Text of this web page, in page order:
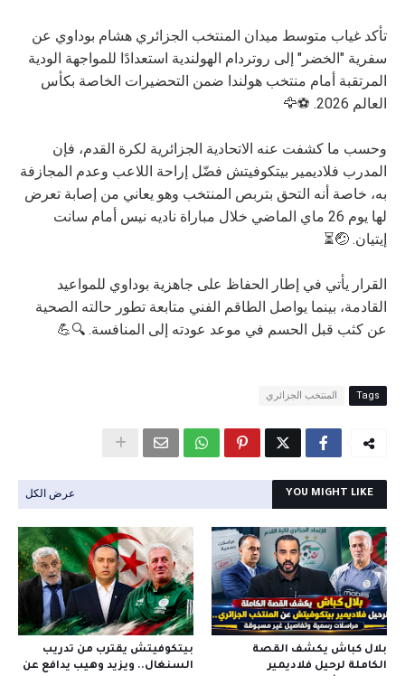
تأكد غياب متوسط ميدان المنتخب الجزائري هشام بوداوي عن
سفرية "الخضر" إلى روتردام الهولندية استعدادًا للمواجهة الودية
المرتقبة أمام منتخب هولندا ضمن التحضيرات الخاصة بكأس
العالم 2026. ⚽🦅
وحسب ما كشفت عنه الاتحادية الجزائرية لكرة القدم، فإن
المدرب فلاديمير بيتكوفيتش فضّل إراحة اللاعب وعدم المجازفة
به، خاصة أنه التحق بتربص المنتخب وهو يعاني من إصابة تعرض
لها يوم 26 ماي الماضي خلال مباراة ناديه نيس أمام سانت
إيتيان. 🤕⏳
القرار يأتي في إطار الحفاظ على جاهزية بوداوي للمواعيد
القادمة، بينما يواصل الطاقم الفني متابعة تطور حالته الصحية
عن كثب قبل الحسم في موعد عودته إلى المنافسة. 🔍💪
Tags المنتخب الجزائري
YOU MIGHT LIKE عرض الكل
بلال كباش يكشف القصة
الكاملة لرحيل فلاديمير
بيتكوفيتش يقترب من تدريب
السنغال.. ويزيد وهيب يدافع عن